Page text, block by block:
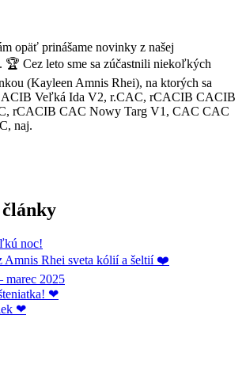
opäť prinášame novinky z našej
🏆 Cez leto sme sa zúčastnili niekoľkých
(Kayleen Amnis Rhei), na ktorých sa
Veľká Ida V2, r.CAC, rCACIB CACIB
rCACIB CAC Nowy Targ V1, CAC CAC
naj.
noc!
Amnis Rhei sveta kólií a šeltií ❤️
marec 2025
❤
❤